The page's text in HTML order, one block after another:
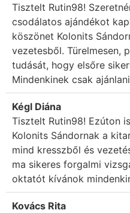
Tisztelt Rutin98!
csodálatos ajándékot
köszönet Kolonits
vezetesből. Türelmesen,
tudását, hogy elsőre
Mindenkinek csak
Kégl Diána
Tisztelt Rutin98! Ezúton
Kolonits Sándornak a
mind kresszből és
ma sikeres forgalmi
oktatót kívánok
Kovács Rita